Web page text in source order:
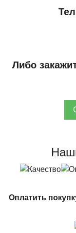
Либо
Оплатить